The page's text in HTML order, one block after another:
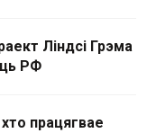
Ліндсі Грэма
РФ
працягвае